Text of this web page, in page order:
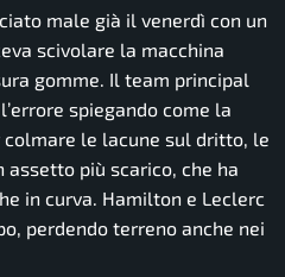
male già il venerdì con un
scivolare la macchina
gomme. Il team principal
spiegando come la
le lacune sul dritto, le
più scarico, che ha
in curva. Hamilton e Leclerc
perdendo terreno anche nei